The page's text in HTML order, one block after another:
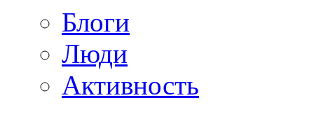
Блоги
Люди
Активность